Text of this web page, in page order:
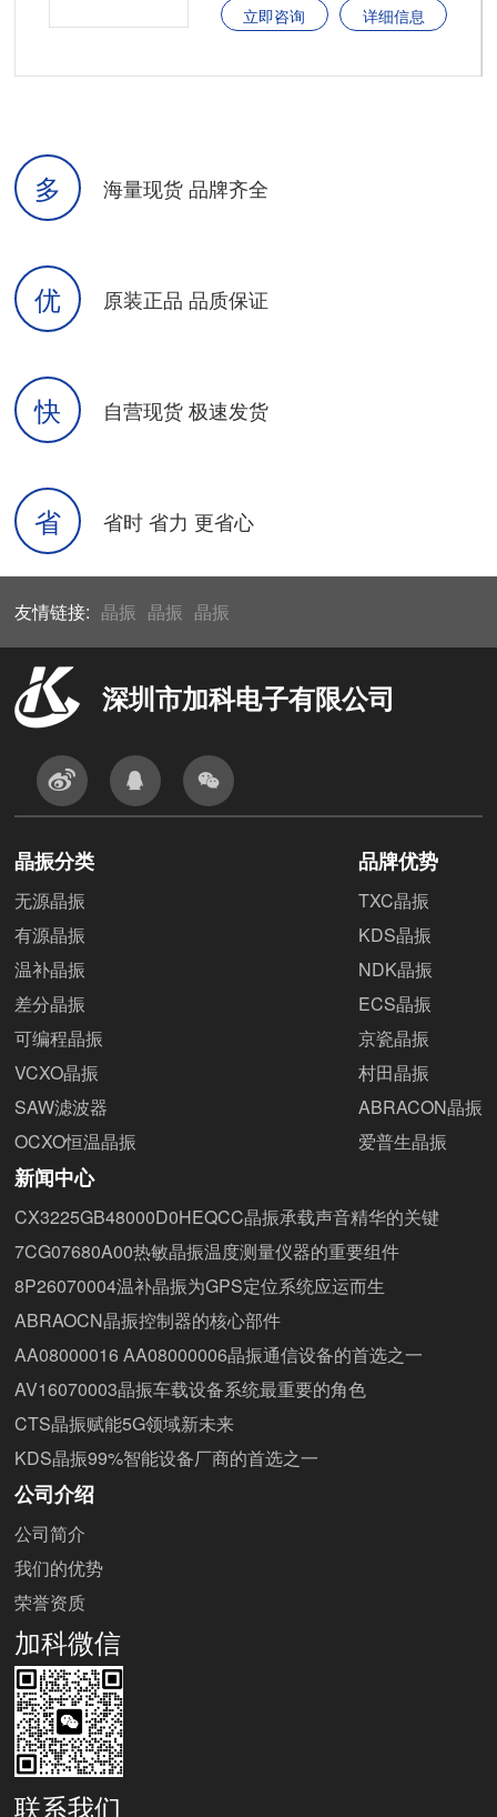
详细信息
多 海量现货 品牌齐全
优 原装正品 品质保证
快 自营现货 极速发货
省 省时 省力 更省心
友情链接: 晶振 晶振 晶振
深圳市加科电子有限公司
晶振分类
无源晶振
有源晶振
温补晶振
差分晶振
可编程晶振
VCXO晶振
SAW滤波器
OCXO恒温晶振
品牌优势
TXC晶振
KDS晶振
NDK晶振
ECS晶振
京瓷晶振
村田晶振
ABRACON晶振
爱普生晶振
新闻中心
CX3225GB48000D0HEQCC晶振承载声音精华的关键
7CG07680A00热敏晶振温度测量仪器的重要组件
8P26070004温补晶振为GPS定位系统应运而生
ABRAOCN晶振控制器的核心部件
AA08000016 AA08000006晶振通信设备的首选之一
AV16070003晶振车载设备系统最重要的角色
CTS晶振赋能5G领域新未来
KDS晶振99%智能设备厂商的首选之一
公司介绍
公司简介
我们的优势
荣誉资质
加科微信
联系我们